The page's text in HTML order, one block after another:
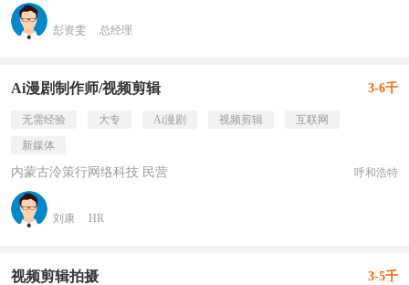
彭资雯 总经理
Ai漫剧制作师/视频剪辑 3-6千
无需经验 大专 Ai漫剧 视频剪辑
互联网
新媒体
内蒙古泠策行网络科技 民营 呼和浩特
刘康 HR
视频剪辑拍摄 3-5千